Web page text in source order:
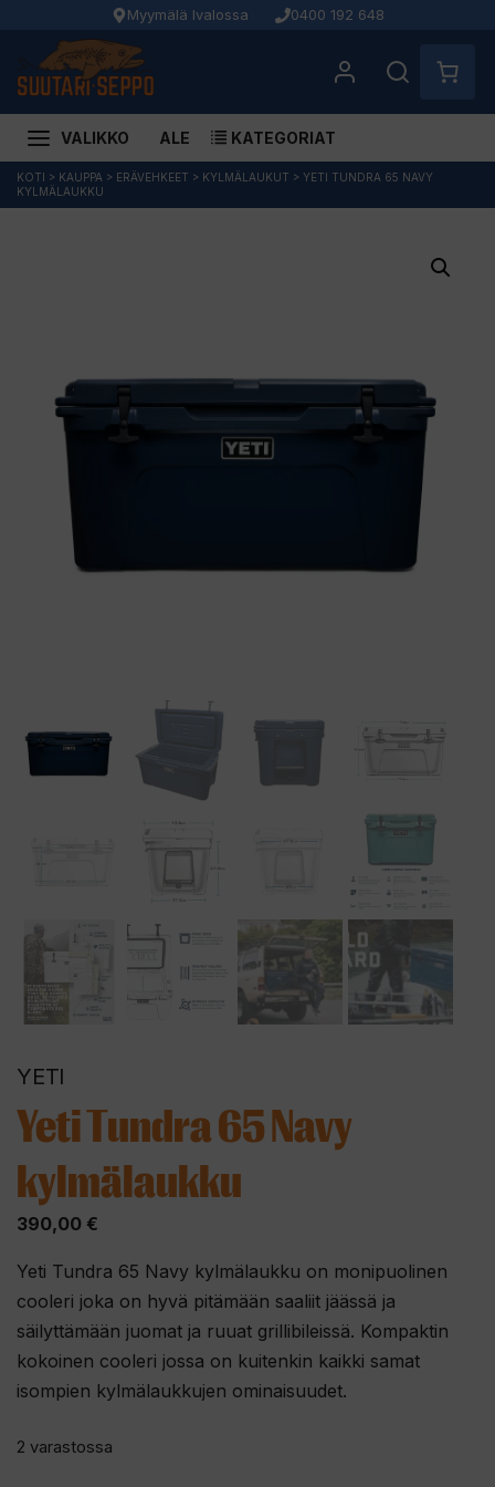
Myymälä Ivalossa 0400 192 648
VALIKKO ALE KATEGORIAT
Siirry
sisältöön
KOTI > KAUPPA > ERÄVEHKEET > KYLMÄLAUKUT > YETI TUNDRA 65 NAVY
KYLMÄLAUKKU
YETI
Yeti Tundra 65 Navy
kylmälaukku
390,00 €
Yeti Tundra 65 Navy kylmälaukku on monipuolinen
cooleri joka on hyvä pitämään saaliit jäässä ja
säilyttämään juomat ja ruuat grillibileissä. Kompaktin
kokoinen cooleri jossa on kuitenkin kaikki samat
isompien kylmälaukkujen ominaisuudet.
2 varastossa